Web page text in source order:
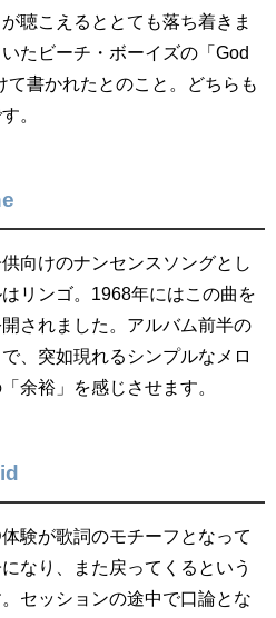
聴こえるととても落ち着きま
たビーチ・ボーイズの「God
書かれたとのこと。どちらも
。
向けのナンセンスソングとし
リンゴ。1968年にはこの曲を
されました。アルバム前半の
、突如現れるシンプルなメロ
余裕」を感じさせます。
験が歌詞のモチーフとなって
なり、また戻ってくるという
セッションの途中で口論とな